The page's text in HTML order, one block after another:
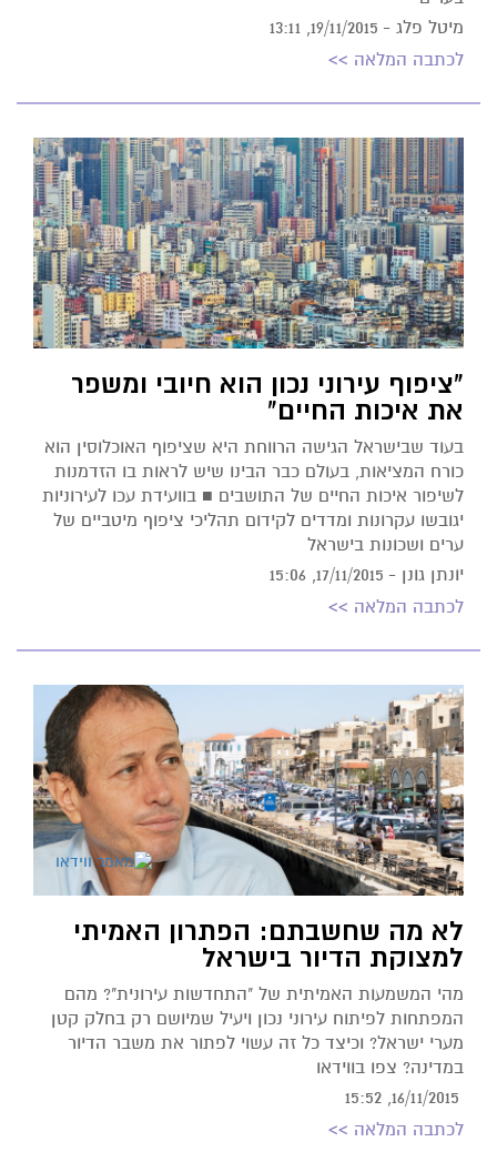
מיטל פלג - 19/11/2015, 13:11
לכתבה המלאה >>
"ציפוף עירוני נכון הוא חיובי ומשפר
את איכות החיים"
בעוד שבישראל הגישה הרווחת היא שציפוף האוכלוסין הוא
כורח המציאות, בעולם כבר הבינו שיש לראות בו הזדמנות
לשיפור איכות החיים של התושבים ■ בוועידת עכו לעירוניות
יגובשו עקרונות ומדדים לקידום תהליכי ציפוף מיטביים של
ערים ושכונות בישראל
יונתן גונן - 17/11/2015, 15:06
לכתבה המלאה >>
לא מה שחשבתם: הפתרון האמיתי
למצוקת הדיור בישראל
מהי המשמעות האמיתית של "התחדשות עירונית"? מהם
המפתחות לפיתוח עירוני נכון ויעיל שמיושם רק בחלק קטן
מערי ישראל? וכיצד כל זה עשוי לפתור את משבר הדיור
במדינה? צפו בווידאו
16/11/2015, 15:52
לכתבה המלאה >>